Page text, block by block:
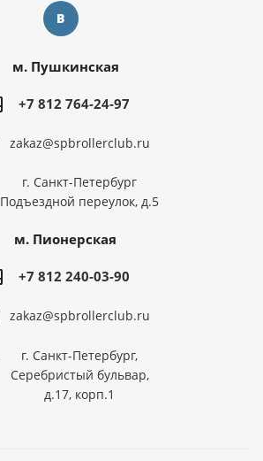
м. Пушкинская
+7 812 764-24-97
zakaz@spbrollerclub.ru
г. Санкт-Петербург
Подъездной переулок, д.5
м. Пионерская
+7 812 240-03-90
zakaz@spbrollerclub.ru
г. Санкт-Петербург,
Серебристый бульвар,
д.17, корп.1